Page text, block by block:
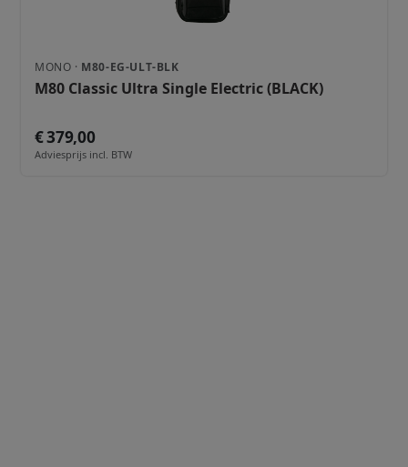
MONO · M80-EG-ULT-BLK
M80 Classic Ultra Single Electric (BLACK)
€ 379,00
Adviesprijs incl. BTW